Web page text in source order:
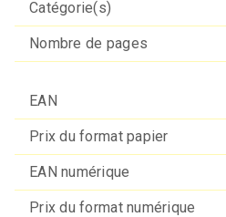
Catégorie(s)
Nombre de pages
EAN
Prix du format papier
EAN numérique
Prix du format numérique